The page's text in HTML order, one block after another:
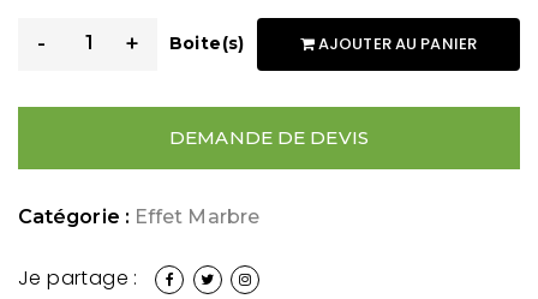
- + Boite(s) AJOUTER AU PANIER
DEMANDE DE DEVIS
Catégorie : Effet Marbre
Je partage :